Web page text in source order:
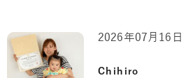
Chihiro
2026年07月16日